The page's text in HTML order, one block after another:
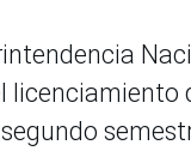
licenciamiento